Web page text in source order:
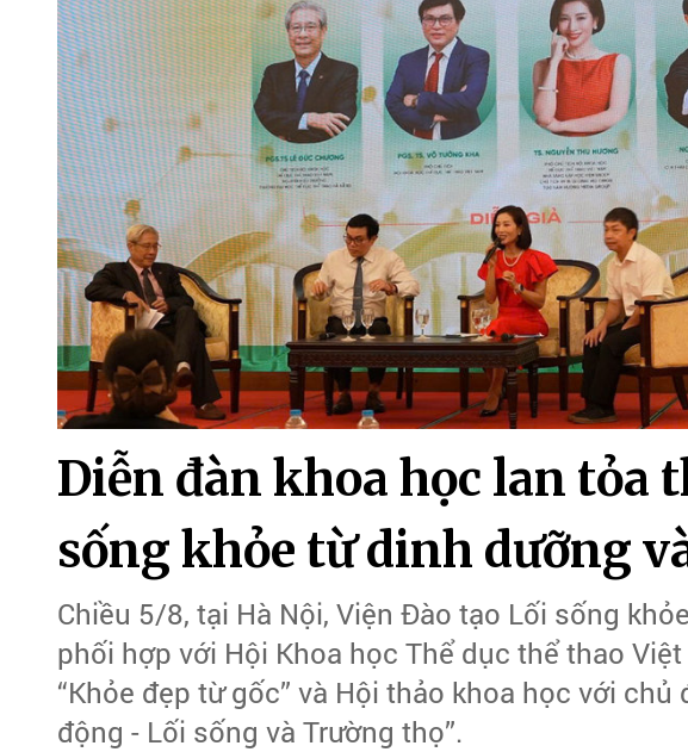
Diễn đàn khoa học lan tỏa
sống khỏe từ dinh dưỡng
Chiều 5/8, tại Hà Nội, Viện Đào tạo Lối sống
phối hợp với Hội Khoa học Thể dục thể thao
“Khỏe đẹp từ gốc” và Hội thảo khoa học với chủ
động - Lối sống và Trường thọ”.